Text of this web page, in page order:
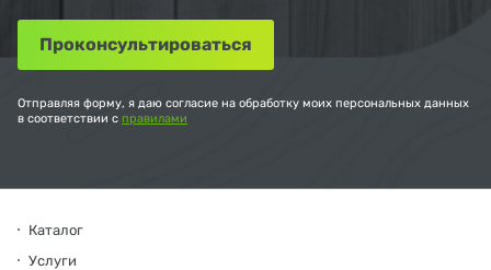
Отправляя форму, я даю согласие на обработку моих персональных данных
в соответствии с правилами
Каталог
Услуги